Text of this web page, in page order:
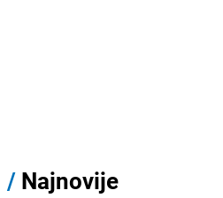
/ Najnovije